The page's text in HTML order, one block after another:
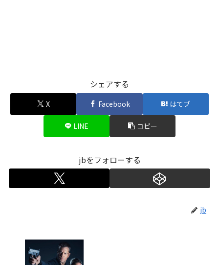
シェアする
X Facebook はてブ
LINE コピー
jbをフォローする
jb